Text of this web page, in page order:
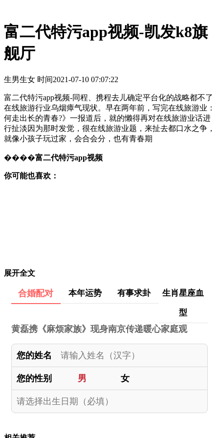
富二代特污app视频-凯发k8旗
舰厅
生男生女 时间2021-07-10 07:07:22
富二代特污app视频-同程、携程去儿确定平台化的战略都不了
在线旅游行业乌烟瘴气现状。早在两年前，写完在线旅游业：
何走出长的青春?》一报道后，就的懒得再对在线旅游业话进
行扯淡因为那时发觉，很在线旅游业题，来扯去都口水之争，
就像小孩子玩过家，会合会分，也有青春期
����富二代特污app视频
你可能也喜欢：
展开全文
合婚配对 本年运势 有事求卦 生肖星座血
型
黄磊携《麻烦家族》现身南京传递暖心家庭观
您的姓名
您的性别 男 女